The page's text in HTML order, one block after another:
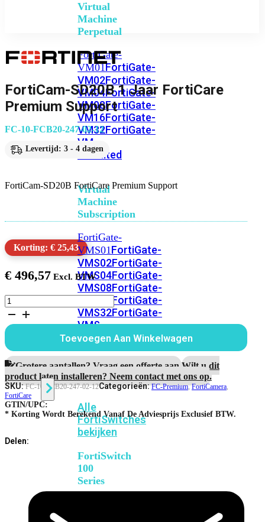
Virtual
Machine
Perpetual
FortiGate-
VM01FortiGate-
VM02FortiGate-
VM04FortiGate-
VM08FortiGate-
VM16FortiGate-
VM32FortiGate-
VM
Unlimited
Virtual
Machine
Subscription
FortiGate-
VMS01FortiGate-
VMS02FortiGate-
VMS04FortiGate-
VMS08FortiGate-
FortiGate-
VMS32FortiGate-
VMS
Unlimited
Switch
Alle
FortiSwitches
bekijken
FortiSwitch
100
Series
FortiCam-SD20B 1 Jaar FortiCare
Premium Support
FC-10-FCB20-247-02-12
Levertijd: 3 - 4 dagen
FortiCam-SD20B FortiCare Premium Support
Korting: € 25,43
€ 496,57
FortiCam-
SD20B
Jaar
FortiCare
Premium
Support
aantal
Toevoegen Aan Winkelwagen
Grotere aantallen? Vraag een offerte aan.Wilt u dit
product laten installeren? Neem contact met ons op.
SKU:FC-10-FCB20-247-02-12Categorieën:FC-Premium,FortiCamera,
FortiCare
GTIN/UPC:
* Korting Wordt Berekend Vanaf De Adviesprijs Exclusief BTW.
Delen: